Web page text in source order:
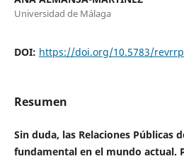
Universidad de Málaga
DOI: https://doi.org/10.5783/
Resumen
Sin duda, las Relaciones Públicas
fundamental en el mundo actual.